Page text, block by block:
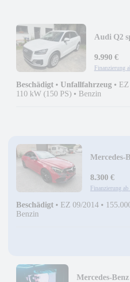
Audi Q2
9.990 €
Finanzierung
Beschädigt • Unfallfahrzeug •
110 kW (150 PS) • Benzin
Mercedes-
8.300 €
Finanzierung ab
Beschädigt • EZ 09/2014 •
Benzin
Mercedes-